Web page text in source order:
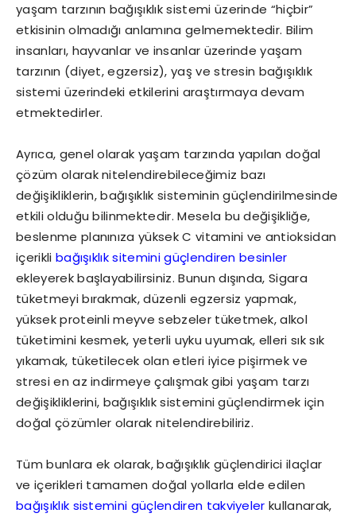
yaşam tarzının bağışıklık sistemi üzerinde “hiçbir”
etkisinin olmadığı anlamına gelmemektedir. Bilim
insanları, hayvanlar ve insanlar üzerinde yaşam
tarzının (diyet, egzersiz), yaş ve stresin bağışıklık
sistemi üzerindeki etkilerini araştırmaya devam
etmektedirler.
Ayrıca, genel olarak yaşam tarzında yapılan doğal
çözüm olarak nitelendirebileceğimiz bazı
değişikliklerin, bağışıklık sisteminin güçlendirilmesinde
etkili olduğu bilinmektedir. Mesela bu değişikliğe,
beslenme planınıza yüksek C vitamini ve antioksidan
içerikli bağışıklık sitemini güçlendiren besinler
ekleyerek başlayabilirsiniz. Bunun dışında, Sigara
tüketmeyi bırakmak, düzenli egzersiz yapmak,
yüksek proteinli meyve sebzeler tüketmek, alkol
tüketimini kesmek, yeterli uyku uyumak, elleri sık sık
yıkamak, tüketilecek olan etleri iyice pişirmek ve
stresi en az indirmeye çalışmak gibi yaşam tarzı
değişikliklerini, bağışıklık sistemini güçlendirmek için
doğal çözümler olarak nitelendirebiliriz.
Tüm bunlara ek olarak, bağışıklık güçlendirici ilaçlar
ve içerikleri tamamen doğal yollarla elde edilen
bağışıklık sistemini güçlendiren takviyeler kullanarak,